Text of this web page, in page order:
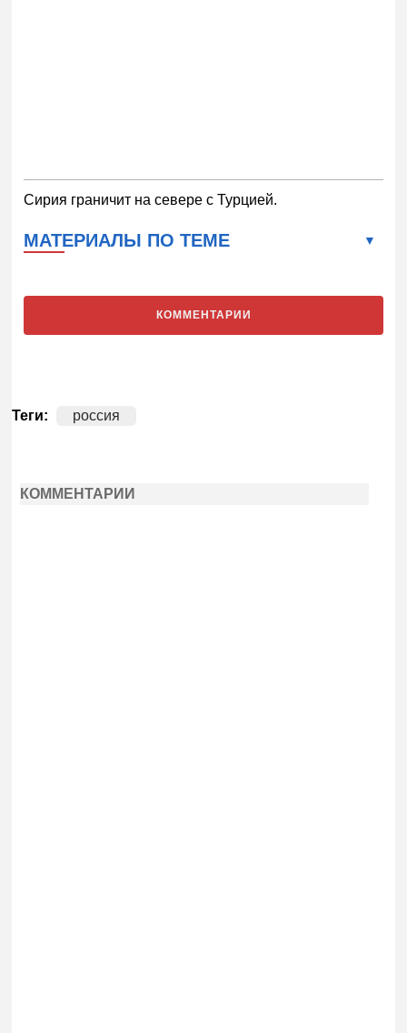
Сирия граничит на севере с Турцией.
МАТЕРИАЛЫ ПО ТЕМЕ
КОММЕНТАРИИ
Теги: россия
КОММЕНТАРИИ